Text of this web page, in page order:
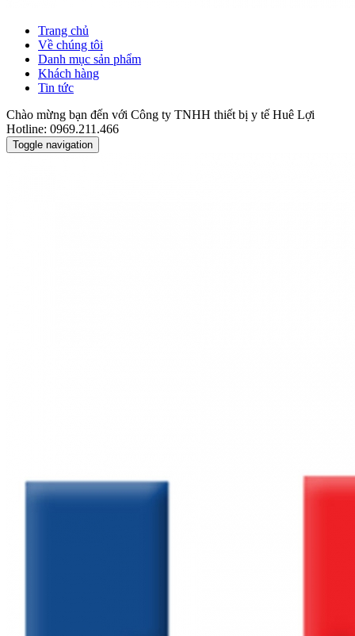
Trang chủ
Về chúng tôi
Danh mục sản phẩm
Khách hàng
Tin tức
Chào mừng bạn đến với Công ty TNHH thiết bị y tế Huê Lợi
Hotline: 0969.211.466
Toggle navigation